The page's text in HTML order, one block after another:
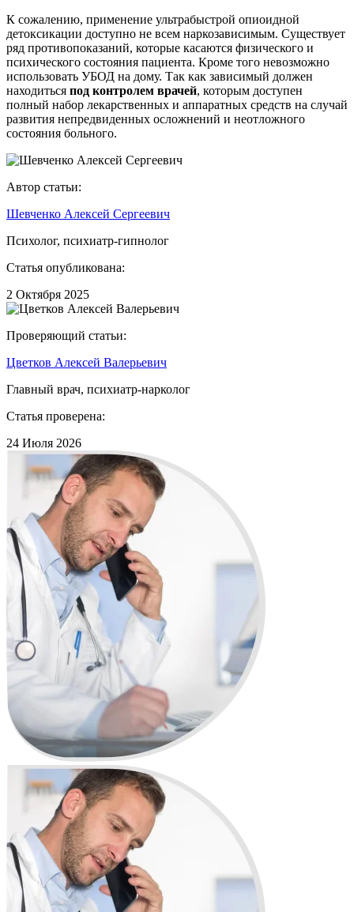
К сожалению, применение ультрабыстрой опиоидной
детоксикации доступно не всем наркозависимым. Существует
ряд противопоказаний, которые касаются физического и
психического состояния пациента. Кроме того невозможно
использовать УБОД на дому. Так как зависимый должен
находиться под контролем врачей, которым доступен
полный набор лекарственных и аппаратных средств на случай
развития непредвиденных осложнений и неотложного
состояния больного.
Автор статьи:
Шевченко Алексей Сергеевич
Психолог, психиатр-гипнолог
Статья опубликована:
2 Октября 2025
Проверяющий статьи:
Цветков Алексей Валерьевич
Главный врач, психиатр-нарколог
Статья проверена:
24 Июля 2026